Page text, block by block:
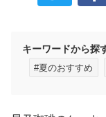
キーワードから探
#夏のおすすめ